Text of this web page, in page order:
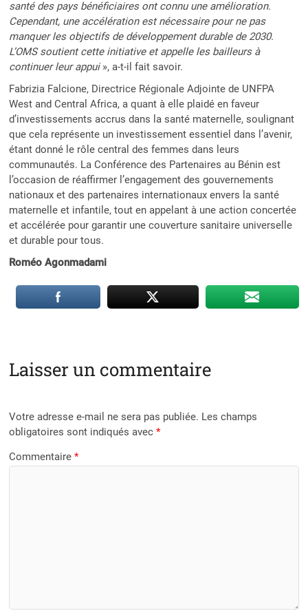
santé des pays bénéficiaires ont connu une amélioration.
Cependant, une accélération est nécessaire pour ne pas
manquer les objectifs de développement durable de 2030.
L’OMS soutient cette initiative et appelle les bailleurs à
continuer leur appui », a-t-il fait savoir.
Fabrizia Falcione, Directrice Régionale Adjointe de UNFPA
West and Central Africa, a quant à elle plaidé en faveur
d’investissements accrus dans la santé maternelle, soulignant
que cela représente un investissement essentiel dans l’avenir,
étant donné le rôle central des femmes dans leurs
communautés. La Conférence des Partenaires au Bénin est
l’occasion de réaffirmer l’engagement des gouvernements
nationaux et des partenaires internationaux envers la santé
maternelle et infantile, tout en appelant à une action concertée
et accélérée pour garantir une couverture sanitaire universelle
et durable pour tous.
Roméo Agonmadami
Laisser un commentaire
Votre adresse e-mail ne sera pas publiée. Les champs
obligatoires sont indiqués avec*
Commentaire*